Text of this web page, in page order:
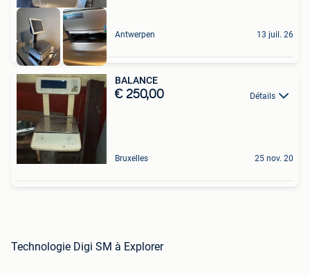
Antwerpen 13 juil. 26
BALANCE
€ 250,00 Détails
Bruxelles 25 nov. 20
Technologie Digi SM à Explorer